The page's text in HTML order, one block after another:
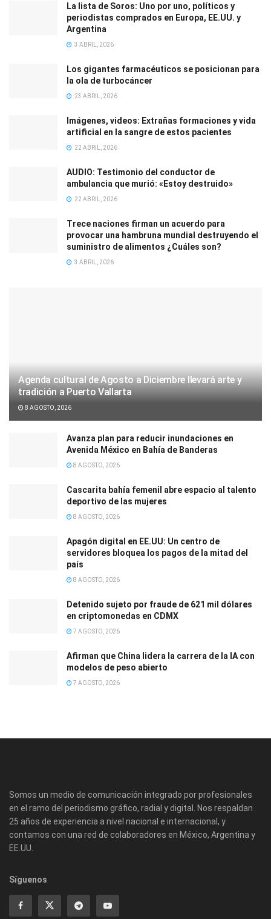
La lista de Soros: Uno por uno, políticos y
periodistas comprados en Europa, EE.UU. y
Argentina
3 ABRIL, 2026
Los gigantes farmacéuticos se posicionan para
la ola de turbocáncer
23 ABRIL, 2026
Imágenes, videos: Extrañas formaciones y vida
artificial en la sangre de estos pacientes
22 ABRIL, 2026
AUDIO: Testimonio del conductor de
ambulancia que murió: «Estoy destruido»
22 ABRIL, 2026
Trece naciones firman un acuerdo para
provocar una hambruna mundial destruyendo el
suministro de alimentos ¿Cuáles son?
3 ABRIL, 2026
Agenda cultural de Agosto a Diciembre llevará arte y
tradición a Puerto Vallarta
8 AGOSTO, 2026
Avanza plan para reducir inundaciones en
Avenida México en Bahía de Banderas
8 AGOSTO, 2026
Cascarita bahía femenil abre espacio al talento
deportivo de las mujeres
8 AGOSTO, 2026
Apagón digital en EE.UU: Un centro de
servidores bloquea los pagos de la mitad del
país
8 AGOSTO, 2026
Detenido sujeto por fraude de 621 mil dólares
en criptomonedas en CDMX
7 AGOSTO, 2026
Afirman que China lidera la carrera de la IA con
modelos de peso abierto
7 AGOSTO, 2026
Somos un medio de comunicación integrado por profesionales
en el ramo del periodismo gráfico, radial y digital. Nos respaldan
25 años de experiencia a nivel nacional e internacional, y
contamos con una red de colaboradores en México, Argentina y
EE.UU.
Síguenos